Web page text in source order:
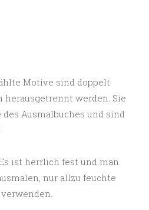
Motive sind doppelt
herausgetrennt werden. Sie
Ausmalbuches und sind
ist herrlich fest und man
nur allzu feuchte